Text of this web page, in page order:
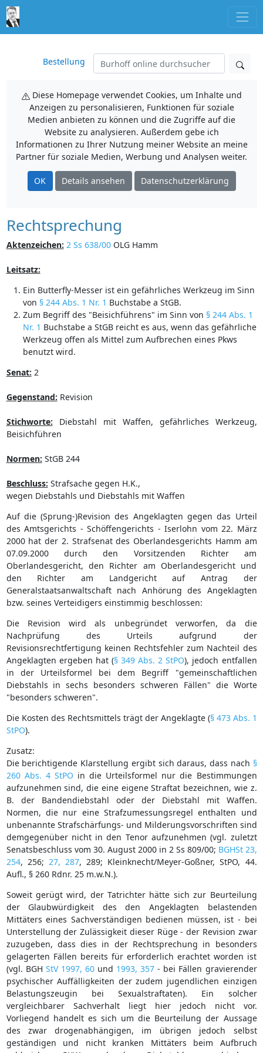
Bestellung
Diese Homepage verwendet Cookies, um Inhalte und
Anzeigen zu personalisieren, Funktionen für soziale
Medien anbieten zu können und die Zugriffe auf die
Website zu analysieren. Außerdem gebe ich
Informationen zu Ihrer Nutzung meiner Website an meine
Partner für soziale Medien, Werbung und Analysen weiter.
OK Details ansehen Datenschutzerklärung
Rechtsprechung
Aktenzeichen: 2 Ss 638/00OLG Hamm
Leitsatz:
Ein Butterfly-Messer ist ein gefährliches Werkzeug im Sinn
von § 244 Abs. 1 Nr. 1 Buchstabe a StGB.
Zum Begriff des "Beisichführens" im Sinn von § 244 Abs. 1
Nr. 1 Buchstabe a StGB reicht es aus, wenn das gefährliche
Werkzeug offen als Mittel zum Aufbrechen eines Pkws
benutzt wird.
Senat: 2
Gegenstand: Revision
Stichworte: Diebstahl mit Waffen, gefährliches Werkzeug,
Beisichführen
Normen: StGB 244
Beschluss: Strafsache gegen H.K.,
wegen Diebstahls und Diebstahls mit Waffen
Auf die (Sprung-)Revision des Angeklagten gegen das Urteil
des Amtsgerichts - Schöffengerichts - Iserlohn vom 22. März
2000 hat der 2. Strafsenat des Oberlandesgerichts Hamm am
07.09.2000 durch den Vorsitzenden Richter am
Oberlandesgericht, den Richter am Oberlandesgericht und
den Richter am Landgericht auf Antrag der
Generalstaatsanwaltschaft nach Anhörung des Angeklagten
bzw. seines Verteidigers einstimmig beschlossen:
Die Revision wird als unbegründet verworfen, da die
Nachprüfung des Urteils aufgrund der
Revisionsrechtfertigung keinen Rechtsfehler zum Nachteil des
Angeklagten ergeben hat (§ 349 Abs. 2 StPO), jedoch entfallen
in der Urteilsformel bei dem Begriff "gemeinschaftlichen
Diebstahls in sechs besonders schweren Fällen" die Worte
"besonders schweren".
Die Kosten des Rechtsmittels trägt der Angeklagte (§ 473 Abs. 1
StPO).
Zusatz:
Die berichtigende Klarstellung ergibt sich daraus, dass nach §
260 Abs. 4 StPO in die Urteilsformel nur die Bestimmungen
aufzunehmen sind, die eine eigene Straftat bezeichnen, wie z.
B. der Bandendiebstahl oder der Diebstahl mit Waffen.
Normen, die nur eine Strafzumessungsregel enthalten und
unbenannte Strafschärfungs- und Milderungsvorschriften sind
demgegenüber nicht in den Tenor aufzunehmen (vgl. zuletzt
Senatsbeschluss vom 30. August 2000 in 2 Ss 809/00; BGHSt 23,
254, 256; 27, 287, 289; Kleinknecht/Meyer-Goßner, StPO, 44.
Aufl., § 260 Rdnr. 25 m.w.N.).
Soweit gerügt wird, der Tatrichter hätte sich zur Beurteilung
der Glaubwürdigkeit des den Angeklagten belastenden
Mittäters eines Sachverständigen bedienen müssen, ist - bei
Unterstellung der Zulässigkeit dieser Rüge - der Revision zwar
zuzugeben, dass dies in der Rechtsprechung in besonders
gelagerten Fällen bereits für erforderlich erachtet worden ist
(vgl. BGH StV 1997, 60und 1993, 357 - bei Fällen gravierender
psychischer Auffälligkeiten der zudem jugendlichen einzigen
Belastungszeugin bei Sexualstraftaten). Ein solcher
vergleichbarer Sachverhalt liegt hier jedoch nicht vor.
Vorliegend handelt es sich um die Beurteilung der Aussage
des zwar drogenabhängigen, im übrigen jedoch selbst
geständigen und nicht kranken Mittäters beim Aufbruch